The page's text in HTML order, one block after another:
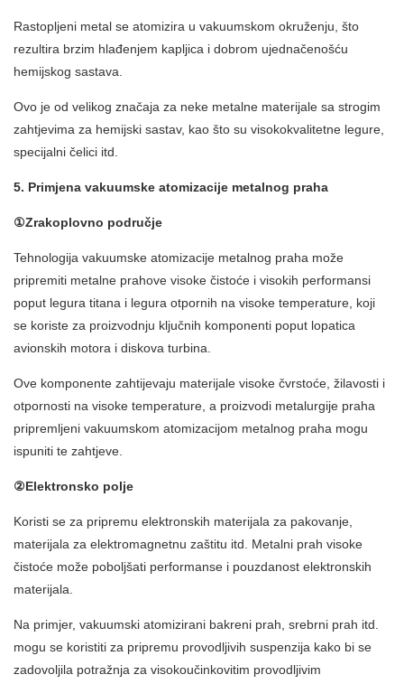
Rastopljeni metal se atomizira u vakuumskom okruženju, što
rezultira brzim hlađenjem kapljica i dobrom ujednačenošću
hemijskog sastava.
Ovo je od velikog značaja za neke metalne materijale sa strogim
zahtjevima za hemijski sastav, kao što su visokokvalitetne legure,
specijalni čelici itd.
5. Primjena vakuumske atomizacije metalnog praha
①Zrakoplovno područje
Tehnologija vakuumske atomizacije metalnog praha može
pripremiti metalne prahove visoke čistoće i visokih performansi
poput legura titana i legura otpornih na visoke temperature, koji
se koriste za proizvodnju ključnih komponenti poput lopatica
avionskih motora i diskova turbina.
Ove komponente zahtijevaju materijale visoke čvrstoće, žilavosti i
otpornosti na visoke temperature, a proizvodi metalurgije praha
pripremljeni vakuumskom atomizacijom metalnog praha mogu
ispuniti te zahtjeve.
②Elektronsko polje
Koristi se za pripremu elektronskih materijala za pakovanje,
materijala za elektromagnetnu zaštitu itd. Metalni prah visoke
čistoće može poboljšati performanse i pouzdanost elektronskih
materijala.
Na primjer, vakuumski atomizirani bakreni prah, srebrni prah itd.
mogu se koristiti za pripremu provodljivih suspenzija kako bi se
zadovoljila potražnja za visokoučinkovitim provodljivim